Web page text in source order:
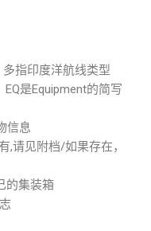
多指印度洋航线类型
是Equipment的简写
信息
,请见附档/如果存在，
的集装箱